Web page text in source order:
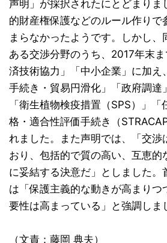
声明」が採択されたにとどまりま
的財産権保護などのルール作りで
まらなかったようです。しかし、
ある交渉分野のうち、2017年末
済技術協力」「中小企業」に加え
手続き・貿易円滑化」「政府調達
「衛生植物検疫措置（SPS）」「
格・適合性評価手続き（
れました。また声明では、「交渉
おり、包括的で質の高い、互恵
に妥結する決意だ」としました。
は「保護主義的な動きが高まりつ
要性は高まっている」と強調しま
（文責：藤岡 典夫）